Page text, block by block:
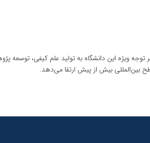
توجه ویژه این دانشگاه به تولید علم کیفی، توسعه
بین‌المللی بیش از پیش ارتقا می‌دهد.